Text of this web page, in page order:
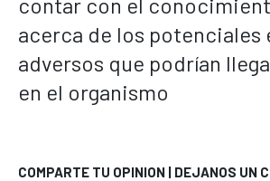
acerca de los potenciales
adversos que podrían
en el organismo
COMPARTE TU OPINION | DEJANOS UN